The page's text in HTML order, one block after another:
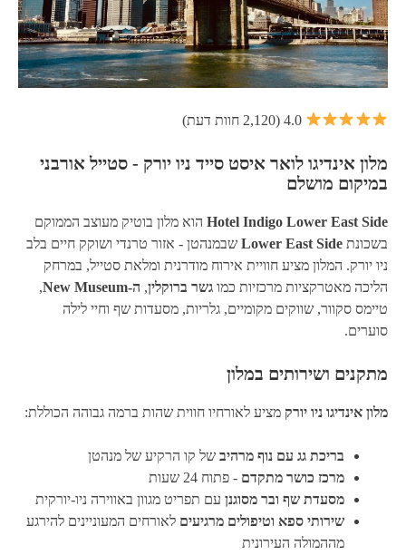
4.0 (2,120 חוות דעת)
מלון אינדיגו לואר איסט סייד ניו יורק - סטייל אורבני
במיקום מושלם
Hotel Indigo Lower East Side הוא מלון בוטיק מעוצב הממוקם
בשכונת Lower East Side שבמנהטן - אזור טרנדי ושוקק חיים בלב
ניו יורק. המלון מציע חוויית אירוח מודרנית ומלאת סטייל, במרחק
הליכה מאטרקציות מרכזיות כמו גשר ברוקלין, ה-New Museum
,
טיימס סקוור, שווקים מקומיים, גלריות, מסעדות שף וחיי לילה
סוערים.
מתקנים ושירותים במלון
מלון אינדיגו ניו יורק מציע לאורחיו חווית שהות ברמה גבוהה הכוללת:
בריכת גג עם נוף מרהיב של קו הרקיע של מנהטן
מרכז כושר מתקדם - פתוח 24 שעות
מסעדת שף ובר מסוגנן עם תפריט מגוון באווירה ניו-יורקית
שירותי ספא וטיפולים מרגיעים לאורחים המעוניינים להירגע
מההמולה העירונית